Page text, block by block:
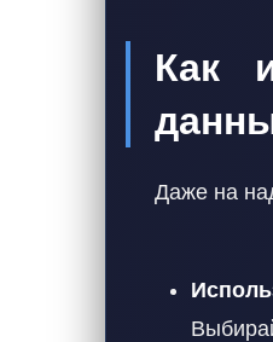
Как
Даже на